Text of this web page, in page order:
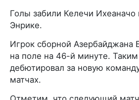
Голы забили Келечи Ихеаначо
Энрике.
Игрок сборной Азербайджана
на поле на 46-й минуте.
дебютировал за новую
матчах.